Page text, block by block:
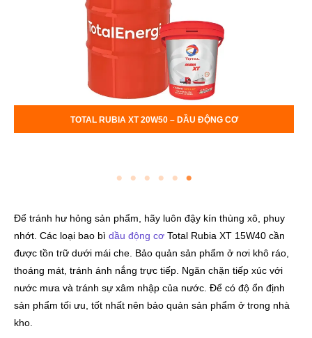
TOTAL RUBIA TIR 6400 15W40
Để tránh hư hỏng sản phẩm, hãy luôn đậy kín thùng xô, phuy
nhớt. Các loại bao bì dầu động cơ Total Rubia XT 15W40 cần
được tồn trữ dưới mái che. Bảo quản sản phẩm ở nơi khô ráo,
thoáng mát, tránh ánh nắng trực tiếp. Ngăn chặn tiếp xúc với
nước mưa và tránh sự xâm nhập của nước. Để có độ ổn định
sản phẩm tối ưu, tốt nhất nên bảo quản sản phẩm ở trong nhà
kho.